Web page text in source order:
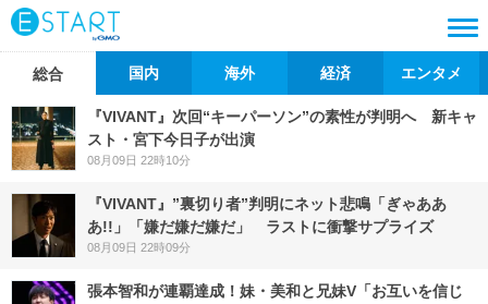
総合 国内 海外 経済 エンタメ
『VIVANT』次回“キーパーソン”の素性が判明へ 新キャ
スト・宮下今日子が出演
08月09日 22時10分
『VIVANT』”裏切り者”判明にネット悲鳴「ぎゃああ
あ!!」「嫌だ嫌だ嫌だ」 ラストに衝撃サプライズ
08月09日 22時09分
張本智和が連覇達成！妹・美和と兄妹V「お互いを信じ